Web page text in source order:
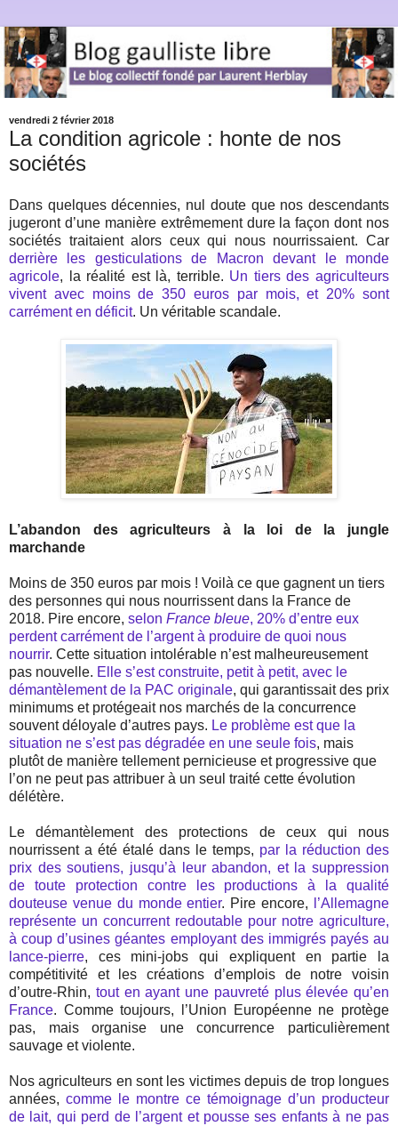
vendredi 2 février 2018
La condition agricole : honte de nos
sociétés
Dans quelques décennies, nul doute que nos descendants
jugeront d’une manière extrêmement dure la façon dont nos
sociétés traitaient alors ceux qui nous nourrissaient. Car
derrière les gesticulations de Macron devant le monde
agricole, la réalité est là, terrible. Un tiers des agriculteurs
vivent avec moins de 350 euros par mois, et 20% sont
carrément en déficit. Un véritable scandale.
L’abandon des agriculteurs à la loi de la jungle
marchande
Moins de 350 euros par mois ! Voilà ce que gagnent un tiers
des personnes qui nous nourrissent dans la France de
2018. Pire encore, selon France bleue, 20% d’entre eux
perdent carrément de l’argent à produire de quoi nous
nourrir. Cette situation intolérable n’est malheureusement
pas nouvelle. Elle s’est construite, petit à petit, avec le
démantèlement de la PAC originale, qui garantissait des prix
minimums et protégeait nos marchés de la concurrence
souvent déloyale d’autres pays. Le problème est que la
situation ne s’est pas dégradée en une seule fois, mais
plutôt de manière tellement pernicieuse et progressive que
l’on ne peut pas attribuer à un seul traité cette évolution
délétère.
Le démantèlement des protections de ceux qui nous
nourrissent a été étalé dans le temps, par la réduction des
prix des soutiens, jusqu’à leur abandon, et la suppression
de toute protection contre les productions à la qualité
douteuse venue du monde entier. Pire encore,
l’Allemagne
représente un concurrent redoutable pour notre agriculture,
à coup d’usines géantes employant des immigrés payés au
lance-pierre, ces mini-jobs qui expliquent en partie la
compétitivité et les créations d’emplois de notre voisin
d’outre-Rhin, tout en ayant une pauvreté plus élevée qu’en
France. Comme toujours, l’Union Européenne ne protège
pas, mais organise une concurrence particulièrement
sauvage et violente.
Nos agriculteurs en sont les victimes depuis de trop longues
années, comme le montre ce témoignage d’un producteur
de lait, qui perd de l’argent et pousse ses enfants à ne pas